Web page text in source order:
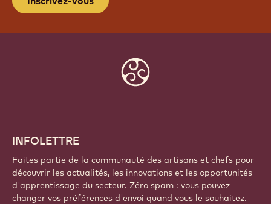
INFOLETTRE
Faites partie de la communauté des artisans et chefs pour
découvrir les actualités, les innovations et les opportunités
d'apprentissage du secteur. Zéro spam : vous pouvez
changer vos préférences d'envoi quand vous le souhaitez.